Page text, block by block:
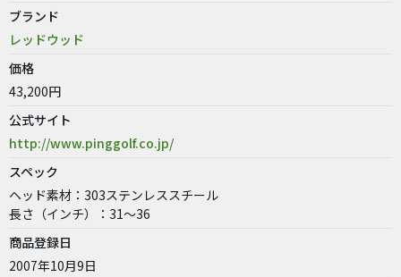
ブランド
レッドウッド
価格
43,200円
公式サイト
http://www.pinggolf.co.jp/
スペック
ヘッド素材：303ステンレススチール
長さ（インチ）：31〜36
商品登録日
2007年10月9日